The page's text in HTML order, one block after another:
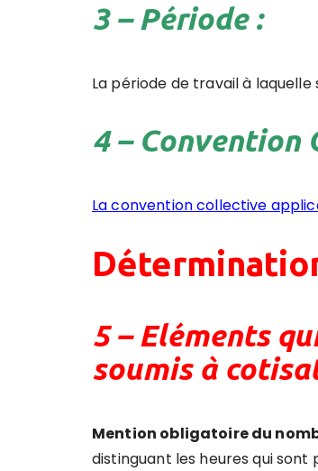
3 – Période :
La période de travail à
4 – Convention
La convention collective
5 – Eléments
soumis à
Mention obligatoire du
distinguant les heures qui